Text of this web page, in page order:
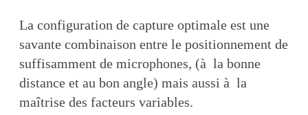
La configuration de capture optimale est une
savante combinaison entre le positionnement de
suffisamment de microphones, (à la bonne
distance et au bon angle) mais aussi à la
maîtrise des facteurs variables.